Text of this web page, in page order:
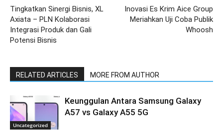
Tingkatkan Sinergi Bisnis, XL
Axiata – PLN Kolaborasi
Integrasi Produk dan Gali
Potensi Bisnis
Inovasi Es Krim Aice Group
Meriahkan Uji Coba Publik
Whoosh
RELATED ARTICLES MORE FROM AUTHOR
Uncategorized
Keunggulan Antara Samsung Galaxy
A57 vs Galaxy A55 5G